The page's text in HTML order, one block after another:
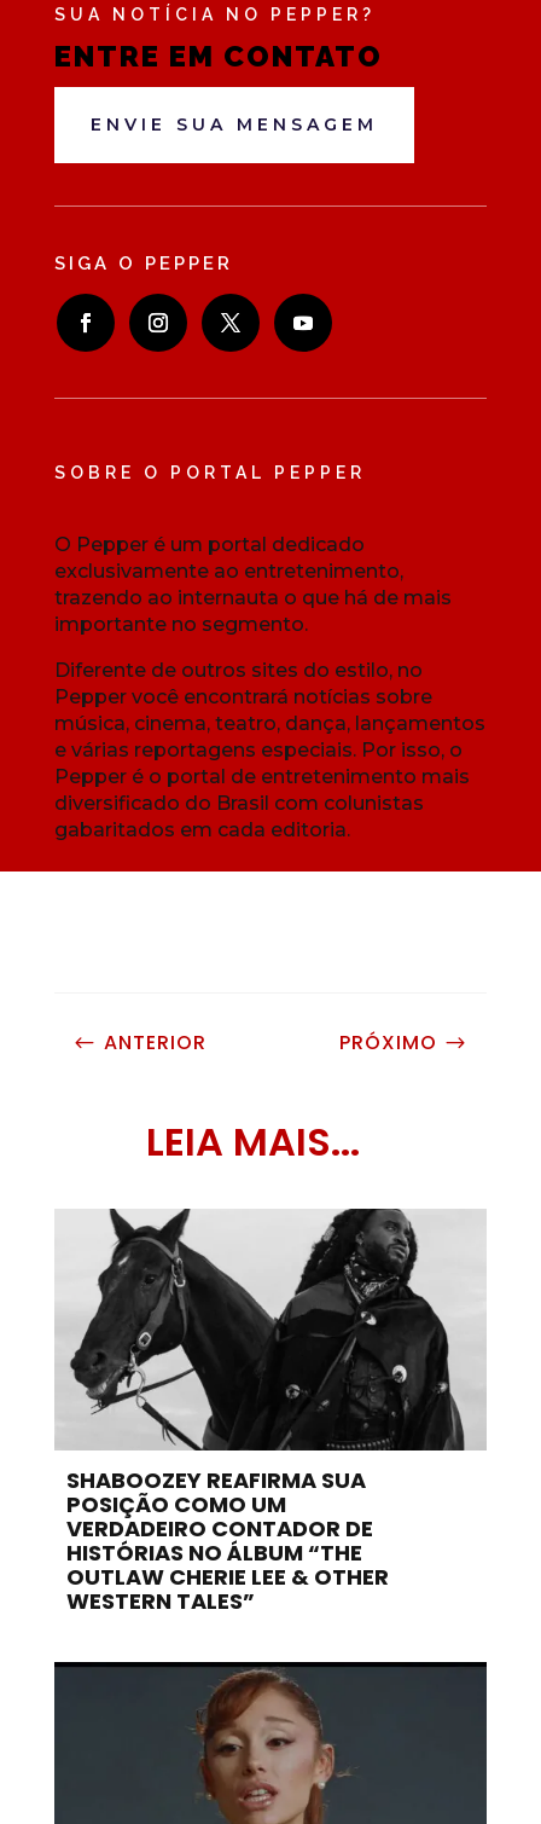
SUA NOTÍCIA NO PEPPER?
ENTRE EM CONTATO
ENVIE SUA MENSAGEM
SIGA O PEPPER
SOBRE O PORTAL PEPPER
O Pepper é um portal dedicado
exclusivamente ao entretenimento,
trazendo ao internauta o que há de mais
importante no segmento.
Diferente de outros sites do estilo, no
Pepper você encontrará notícias sobre
música, cinema, teatro, dança, lançamentos
e várias reportagens especiais. Por isso, o
Pepper é o portal de entretenimento mais
diversificado do Brasil com colunistas
gabaritados em cada editoria.
# ANTERIOR PRÓXIMO $
LEIA MAIS...
SHABOOZEY REAFIRMA SUA
POSIÇÃO COMO UM
VERDADEIRO CONTADOR DE
HISTÓRIAS NO ÁLBUM “THE
OUTLAW CHERIE LEE & OTHER
WESTERN TALES”